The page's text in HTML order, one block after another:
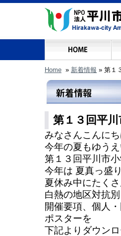
Home » 新着情報 » 第１
第１３回平
みなさんこんに
今年の夏もゆう
第１３回平川市小
今年は 夏真っ盛
夏休み中にたく
白熱の地区対抗
開催要項、個人
ポスターを
下記よりダウン